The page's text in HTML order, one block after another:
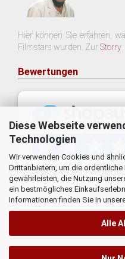
Diese Webseite
Technologien
Wir verwenden Cookies und
Drittanbietern, um die
gewährleisten, die Nutzung
ein bestmögliches
Informationen finden Sie in
Alle
Hier können Sie erfahren,
Filmstars wurden. ZurStorry
Bewertungen
* Eine Überprüfung der
Die Bewertungen könnten
Ware oder Dienstleistung
haben.